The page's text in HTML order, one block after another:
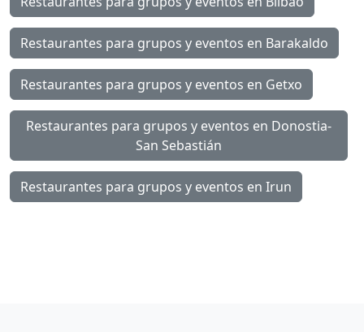
Restaurantes para grupos y eventos en Barakaldo
Restaurantes para grupos y eventos en Getxo
Restaurantes para grupos y eventos en Donostia-
San Sebastián
Restaurantes para grupos y eventos en Irun